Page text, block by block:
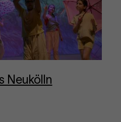
Neukölln